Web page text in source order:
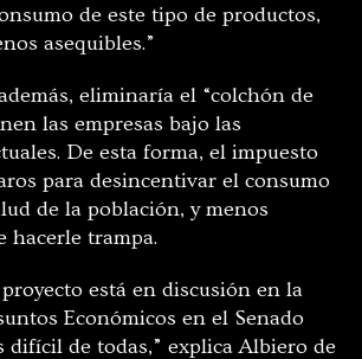
de este tipo de productos,
asequibles.”
eliminaría el “colchón de
las empresas bajo las
De esta forma, el impuesto
para desincentivar el consumo
de la población, y menos
hacerle trampa.
está en discusión en la
Económicos en el Senado
difícil de todas,” explica Albiero de